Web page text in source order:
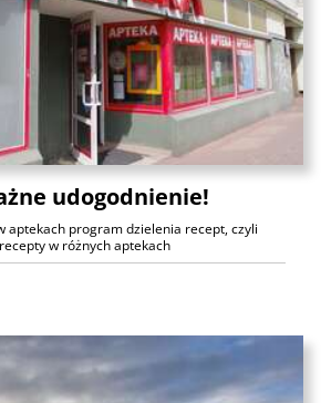
udogodnienie!
aptekach program dzielenia recept, czyli
w różnych aptekach